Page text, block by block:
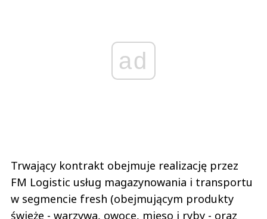
ad
Trwający kontrakt obejmuje realizację przez
FM Logistic usług magazynowania i transportu
w segmencie fresh (obejmującym produkty
świeże - warzywa, owoce, mięso i ryby - oraz